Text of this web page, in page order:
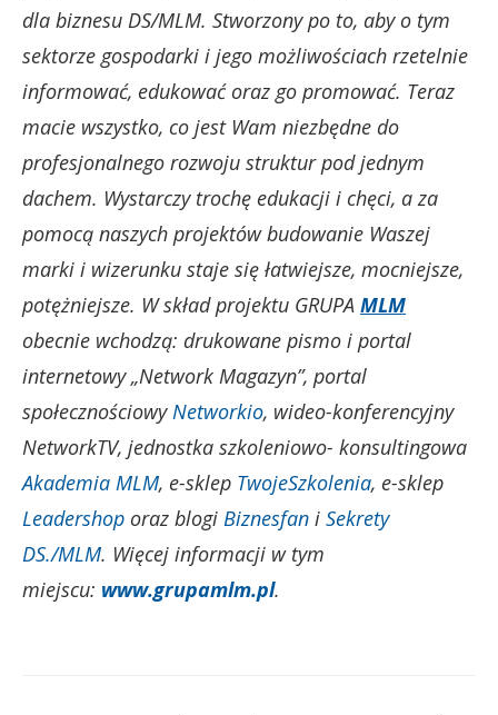
dla biznesu DS/MLM. Stworzony po to, aby o tym
sektorze gospodarki i jego możliwościach rzetelnie
informować, edukować oraz go promować. Teraz
macie wszystko, co jest Wam niezbędne do
profesjonalnego rozwoju struktur pod jednym
dachem. Wystarczy trochę edukacji i chęci, a za
pomocą naszych projektów budowanie Waszej
marki i wizerunku staje się łatwiejsze, mocniejsze,
potężniejsze. W skład projektu GRUPA MLM
obecnie wchodzą: drukowane pismo i portal
internetowy „Network Magazyn”, portal
społecznościowyNetworkio, wideo-konferencyjny
NetworkTV, jednostka szkoleniowo- konsultingowa
Akademia MLM, e-sklep TwojeSzkolenia, e-sklep
Leadershop oraz blogi Biznesfan i Sekrety
DS./MLM. Więcej informacji w tym
miejscu: www.grupamlm.pl.